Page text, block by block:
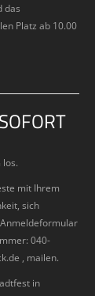
das
Platz ab 10.00
mit Ihrem
sich
040-
, mailen.
in